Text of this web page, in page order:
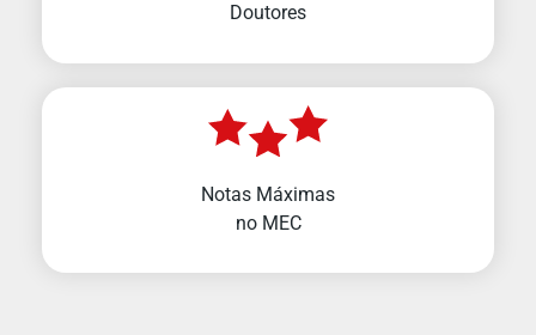
Doutores
Notas Máximas
no MEC